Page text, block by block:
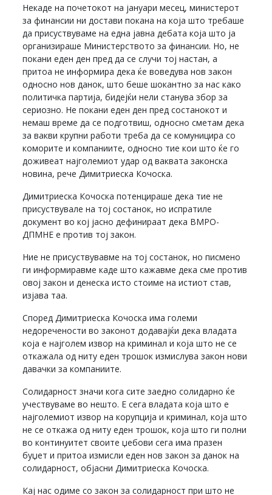
Некаде на почетокот на јануари месец, министерот
за финансии ни достави покана на која што требаше
да присуствуваме на една јавна дебата која што ја
организираше Министерството за финансии. Но, не
покани еден ден пред да се случи тој настан, а
притоа не информира дека ќе воведува нов закон
односно нов данок, што беше шокантно за нас како
политичка партија, бидејќи нели станува збор за
сериозно. Не покани еден ден пред состанокот и
немаш време да се подготвиш, односно сметам дека
за вакви крупни работи треба да се комуницира со
коморите и компаниите, односно тие кои што ќе го
доживеат најголемиот удар од ваквата законска
новина, рече Димитриеска Кочоска.
Димитриеска Кочоска потенцираше дека тие не
присуствувале на тој состанок, но испратиле
документ во кој јасно дефинираат дека ВМРО-
ДПМНЕ е против тој закон.
Ние не присуствувавме на тој состанок, но писмено
ги информиравме каде што кажавме дека сме против
овој закон и денеска исто стоиме на истиот став,
изјава таа.
Според Димитриеска Кочоска има големи
недоречености во законот додавајќи дека владата
која е најголем извор на криминал и која што не се
откажала од ниту еден трошок измислува закон нови
давачки за компаниите.
Солидарност значи кога сите заедно солидарно ќе
учествуваме во нешто. Е сега владата која што е
најголемиот извор на корупција и криминал, која што
не се откажа од ниту еден трошок, која што ги полни
во континуитет своите џебови сега има празен
буџет и притоа измисли еден нов закон за данок на
солидарност, објасни Димитриеска Кочоска.
Кај нас одиме со закон за солидарност при што не